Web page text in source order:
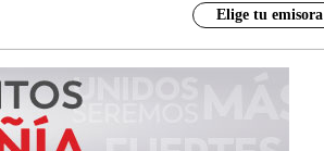
Elige tu emisora